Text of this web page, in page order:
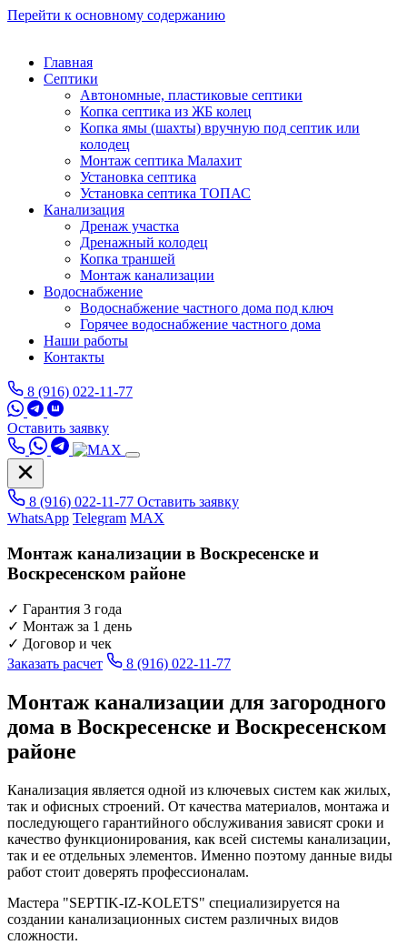
Перейти к основному содержанию
Главная
Септики
Автономные, пластиковые септики
Копка септика из ЖБ колец
Копка ямы (шахты) вручную под септик или
колодец
Монтаж септика Малахит
Установка септика
Установка септика ТОПАС
Канализация
Дренаж участка
Дренажный колодец
Копка траншей
Монтаж канализации
Водоснабжение
Водоснабжение частного дома под ключ
Горячее водоснабжение частного дома
Наши работы
Контакты
8 (916) 022-11-77
Оставить заявку
8 (916) 022-11-77 Оставить заявку
WhatsApp Telegram MAX
Монтаж канализации в Воскресенске и
Воскресенском районе
✓ Гарантия 3 года
✓ Монтаж за 1 день
✓ Договор и чек
Заказать расчет
8 (916) 022-11-77
Монтаж канализации для загородного
дома в Воскресенске и Воскресенском
районе
Канализация является одной из ключевых систем как жилых,
так и офисных строений. От качества материалов, монтажа и
последующего гарантийного обслуживания зависят сроки и
качество функционирования, как всей системы канализации,
так и ее отдельных элементов. Именно поэтому данные виды
работ стоит доверять профессионалам.
Мастера "SEPTIK-IZ-KOLETS" специализируется на
создании канализационных систем различных видов
сложности.